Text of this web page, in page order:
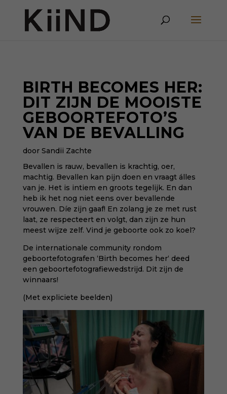
BIRTH BECOMES HER:
DIT ZIJN DE MOOISTE
GEBOORTEFOTO’S
VAN DE BEVALLING
door Sandii Zachte
Bevallen is rauw, bevallen is krachtig, oer,
machtig. Bevallen kan pijn doen en vraagt álles
van je. Het is intiem en groots tegelijk. En dan
heb ik het nog niet eens over bevallende
vrouwen. Díe zijn gaaf! En zolang je ze met rust
laat, ze respecteert en volgt, dan zijn ze hun
meest wijze zelf. Vind je geboorte ook zo koel?
De internationale community rondom
geboortefotografen ‘Birth becomes her‘ deed
een geboortefotografiewedstrijd. Dit zijn de
winnaars!
(Met expliciete beelden)